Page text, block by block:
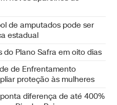
de amputados pode ser
estadual
do Plano Safra em oito dias
de Enfrentamento
proteção às mulheres
diferença de até 400%